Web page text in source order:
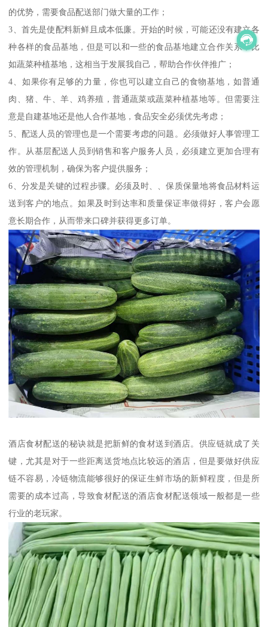
的优势，需要食品配送部门做大量的工作；
3、首先是使配料新鲜且成本低廉。开始的时候，可能还没有建立各
种各样的食品基地，但是可以和一些的食品基地建立合作关系，比
如蔬菜种植基地，这相当于发展我自己，帮助合作伙伴推广；
4、如果你有足够的力量，你也可以建立自己的食物基地，如普通
肉、猪、牛、羊、鸡养殖，普通蔬菜或蔬菜种植基地等。但需要注
意是自建基地还是他人合作基地，食品安全必须优先考虑；
5、配送人员的管理也是一个需要考虑的问题。必须做好人事管理工
作。从基层配送人员到销售和客户服务人员，必须建立更加合理有
效的管理机制，确保为客户提供服务；
6、分发是关键的过程步骤。必须及时、、保质保量地将食品材料运
送到客户的地点。如果及时到达率和质量保证率做得好，客户会愿
意长期合作，从而带来口碑并获得更多订单。
酒店食材配送的秘诀就是把新鲜的食材送到酒店。供应链就成了关
键，尤其是对于一些距离送货地点比较远的酒店，但是要做好供应
链不容易，冷链物流能够很好的保证生鲜市场的新鲜程度，但是所
需要的成本过高，导致食材配送的酒店食材配送领域一般都是一些
行业的老玩家。